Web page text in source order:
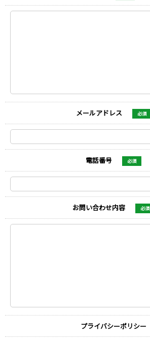
メールアドレス 必須
電話番号 必須
お問い合わせ内容 必須
プライバシーポリシー